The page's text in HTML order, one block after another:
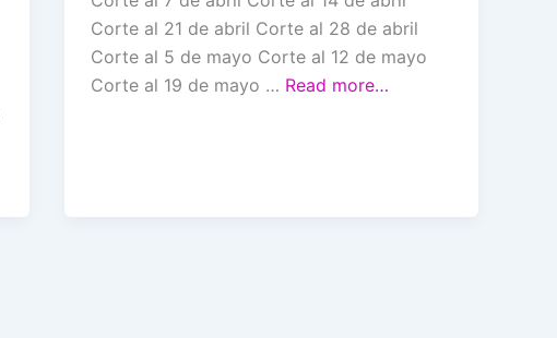
Corte al 21 de abril Corte al 28 de abril
Corte al 5 de mayo Corte al 12 de mayo
Corte al 19 de mayo … Read more…